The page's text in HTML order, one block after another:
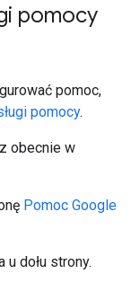
pomocy
pomoc,
pomocy.
obecnie w
Pomoc Google
dołu strony.